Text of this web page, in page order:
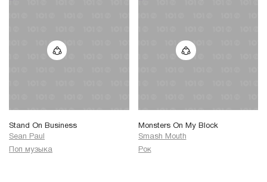
Stand On Business
Sean Paul
Поп музыка
Monsters On My Block
Smash Mouth
Рок